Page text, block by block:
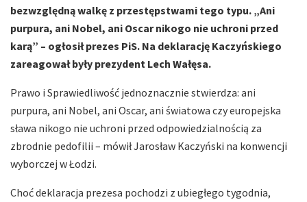
bezwzględną walkę z przestępstwami tego typu. „Ani
purpura, ani Nobel, ani Oscar nikogo nie uchroni przed
karą” – ogłosił prezes PiS. Na deklarację Kaczyńskiego
zareagował były prezydent Lech Wałęsa.
Prawo i Sprawiedliwość jednoznacznie stwierdza: ani
purpura, ani Nobel, ani Oscar, ani światowa czy europejska
sława nikogo nie uchroni przed odpowiedzialnością za
zbrodnie pedofilii – mówił Jarosław Kaczyński na konwencji
wyborczej w Łodzi.
Choć deklaracja prezesa pochodzi z ubiegłego tygodnia,